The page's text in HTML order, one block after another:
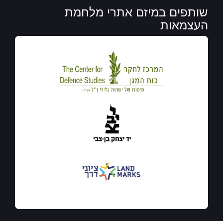
שותפים במיזם אתרי מלחמת
העצמאות